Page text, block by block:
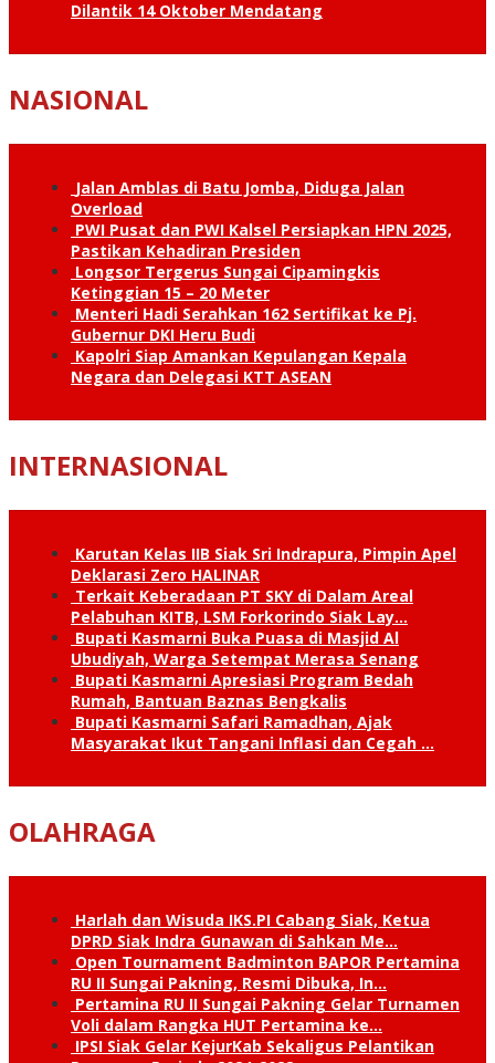
Dilantik 14 Oktober Mendatang
NASIONAL
Jalan Amblas di Batu Jomba, Diduga Jalan
Overload
PWI Pusat dan PWI Kalsel Persiapkan HPN 2025,
Pastikan Kehadiran Presiden
Longsor Tergerus Sungai Cipamingkis
Ketinggian 15 – 20 Meter
Menteri Hadi Serahkan 162 Sertifikat ke Pj.
Gubernur DKI Heru Budi
Kapolri Siap Amankan Kepulangan Kepala
Negara dan Delegasi KTT ASEAN
INTERNASIONAL
Karutan Kelas IIB Siak Sri Indrapura, Pimpin Apel
Deklarasi Zero HALINAR
Terkait Keberadaan PT SKY di Dalam Areal
Pelabuhan KITB, LSM Forkorindo Siak Lay…
Bupati Kasmarni Buka Puasa di Masjid Al
Ubudiyah, Warga Setempat Merasa Senang
Bupati Kasmarni Apresiasi Program Bedah
Rumah, Bantuan Baznas Bengkalis
Bupati Kasmarni Safari Ramadhan, Ajak
Masyarakat Ikut Tangani Inflasi dan Cegah …
OLAHRAGA
Harlah dan Wisuda IKS.PI Cabang Siak, Ketua
DPRD Siak Indra Gunawan di Sahkan Me…
Open Tournament Badminton BAPOR Pertamina
RU II Sungai Pakning, Resmi Dibuka, In…
Pertamina RU II Sungai Pakning Gelar Turnamen
Voli dalam Rangka HUT Pertamina ke…
IPSI Siak Gelar KejurKab Sekaligus Pelantikan